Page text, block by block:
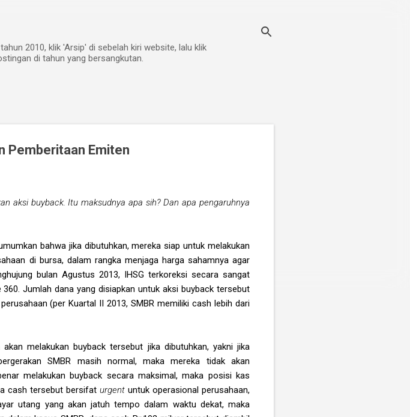
2010, klik 'Arsip' di sebelah kiri website, lalu klik
di tahun yang bersangkutan.
Pemberitaan Emiten
aksi buyback. Itu maksudnya apa sih? Dan apa pengaruhnya
bahwa jika dibutuhkan, mereka siap untuk melakukan
di bursa, dalam rangka menjaga harga sahamnya agar
bulan Agustus 2013, IHSG terkoreksi secara sangat
Jumlah dana yang disiapkan untuk aksi buyback tersebut
(per Kuartal II 2013, SMBR memiliki cash lebih dari
melakukan buyback tersebut jika dibutuhkan, yakni jika
SMBR masih normal, maka mereka tidak akan
melakukan buyback secara maksimal, maka posisi kas
cash tersebut bersifat urgent untuk operasional perusahaan,
utang yang akan jatuh tempo dalam waktu dekat, maka